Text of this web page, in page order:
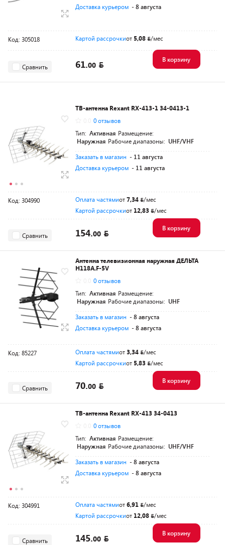
Доставка курьером - 8 августа
Код: 305018 Картой рассрочкиот 5,08 /мес
Сравнить 61.00
В корзину
ТВ-антенна Rexant RX-413-1 34-0413-1
0 отзывов
Тип: Активная Размещение:
Наружная Рабочие диапазоны: UHF/VHF
Заказать в магазин - 11 августа
Доставка курьером - 11 августа
Код: 304990 Оплата частямиот7,34
/мес
Картой рассрочкиот 12,83 /мес
Сравнить 154.00
В корзину
Антенна телевизионная наружная ДЕЛЬТА
Н118A.F-5V
0 отзывов
Тип: Активная Размещение:
Наружная Рабочие диапазоны: UHF
Заказать в магазин - 8 августа
Доставка курьером - 8 августа
Код: 85227 Оплата частямиот3,34
/мес
Картой рассрочкиот 5,83 /мес
Сравнить 70.00
В корзину
ТВ-антенна Rexant RX-413 34-0413
0 отзывов
Тип: Активная Размещение:
Наружная Рабочие диапазоны: UHF/VHF
Заказать в магазин - 8 августа
Доставка курьером - 8 августа
Код: 304991 Оплата частямиот6,91
/мес
Картой рассрочкиот 12,08 /мес
Сравнить 145.00
В корзину